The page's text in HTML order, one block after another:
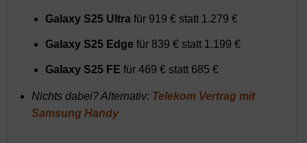
Galaxy S25 Ultra für 919 € statt 1.279 €
Galaxy S25 Edge für 839 € statt 1.199 €
Galaxy S25 FE für 469 € statt 685 €
Nichts dabei? Alternativ: Telekom Vertrag mit
Samsung Handy